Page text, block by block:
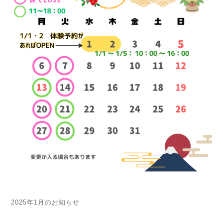
2025年1月のお知らせ